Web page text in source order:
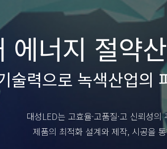
에너지 절약
술력으로 녹색산업
대성LED는 고효율·고품질·고 신뢰성
제품의 최적화 설계와 제작, 시공을